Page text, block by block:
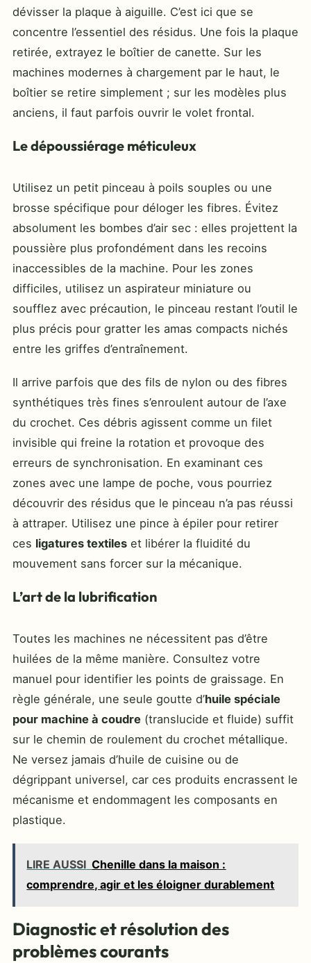
dévisser la plaque à aiguille. C’est ici que se
concentre l’essentiel des résidus. Une fois la plaque
retirée, extrayez le boîtier de canette. Sur les
machines modernes à chargement par le haut, le
boîtier se retire simplement ; sur les modèles plus
anciens, il faut parfois ouvrir le volet frontal.
Le dépoussiérage méticuleux
Utilisez un petit pinceau à poils souples ou une
brosse spécifique pour déloger les fibres. Évitez
absolument les bombes d’air sec : elles projettent la
poussière plus profondément dans les recoins
inaccessibles de la machine. Pour les zones
difficiles, utilisez un aspirateur miniature ou
soufflez avec précaution, le pinceau restant l’outil le
plus précis pour gratter les amas compacts nichés
entre les griffes d’entraînement.
Il arrive parfois que des fils de nylon ou des fibres
synthétiques très fines s’enroulent autour de l’axe
du crochet. Ces débris agissent comme un filet
invisible qui freine la rotation et provoque des
erreurs de synchronisation. En examinant ces
zones avec une lampe de poche, vous pourriez
découvrir des résidus que le pinceau n’a pas réussi
à attraper. Utilisez une pince à épiler pour retirer
ces ligatures textiles et libérer la fluidité du
mouvement sans forcer sur la mécanique.
L’art de la lubrification
Toutes les machines ne nécessitent pas d’être
huilées de la même manière. Consultez votre
manuel pour identifier les points de graissage. En
règle générale, une seule goutte d’huile spéciale
pour machine à coudre (translucide et fluide) suffit
sur le chemin de roulement du crochet métallique.
Ne versez jamais d’huile de cuisine ou de
dégrippant universel, car ces produits encrassent le
mécanisme et endommagent les composants en
plastique.
LIRE AUSSI Chenille dans la maison :
comprendre, agir et les éloigner durablement
Diagnostic et résolution des
problèmes courants